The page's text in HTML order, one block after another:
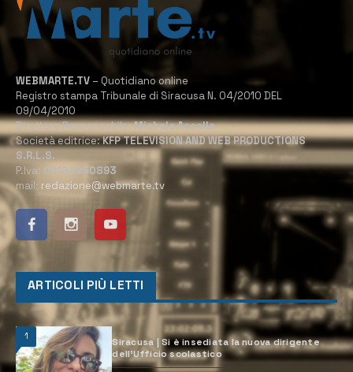
WEBMARTE.TV – Quotidiano online
Registro stampa Tribunale di Siracusa N. 04/2010 DEL
09/04/2010
Direttore Responsabile:Michele Accolla
Società editrice:KFP TELEVISION AND WEB PRODUCTIONS
S.R.L.S.
P.Iva: 02184950893
mail: redazione@webmarte.tv
ARTICOLI PIÙ LETTI
1
Siracusa | Si è insediata la nuova dirigente
dell’Ufficio scolastico